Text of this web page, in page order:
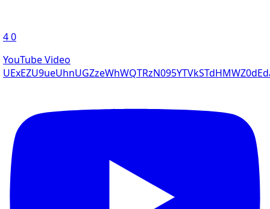
40
YouTube Video